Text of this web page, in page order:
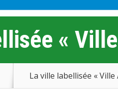
«
La ville labellisée «